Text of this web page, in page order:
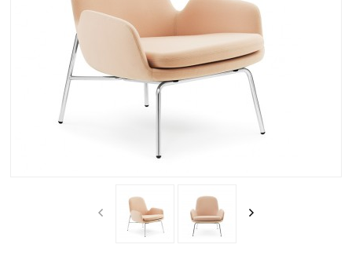
AKTUALNOSCI
STREFA-PROJEKTANTA
REALIZACJE